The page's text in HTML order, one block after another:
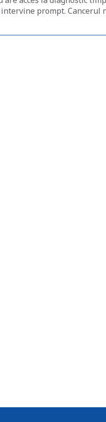
prompt. Cancerul